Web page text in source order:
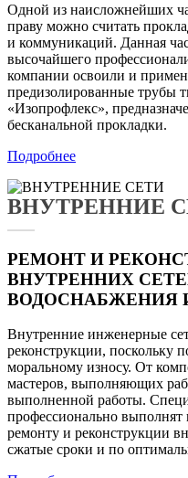
Одной из наисложнейших
праву можно считать
и коммуникаций. Данная
высочайшего
компании освоили и
предизолированные трубы
«Изопрофлекс»,
бесканальной прокладки.
Подробнее
ВНУТРЕННИЕ
РЕМОНТ И
ВНУТРЕННИХ
ВОДОСНАБЖЕНИЯ
Внутренние инженерные
реконструкции, поскольку
моральному износу. От
мастеров, выполняющих
выполненной работы.
профессионально
ремонту и реконструкции
сжатые сроки и по